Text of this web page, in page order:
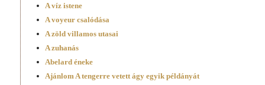
A víz istene
A voyeur csalódása
A zöld villamos utasai
A zuhanás
Abelard éneke
Ajánlom A tengerre vetett ágy egyik példányát